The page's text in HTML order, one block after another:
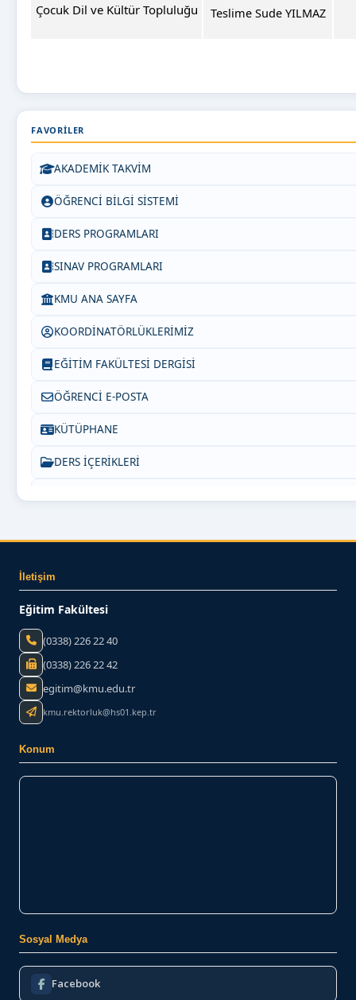
Çocuk Dil ve Kültür Topluluğu Teslime Sude YILMAZ
FAVORILER
AKADEMİK TAKVİM
ÖĞRENCİ BİLGİ SİSTEMİ
DERS PROGRAMLARI
SINAV PROGRAMLARI
KMU ANA SAYFA
KOORDİNATÖRLÜKLERİMİZ
EĞİTİM FAKÜLTESİ DERGİSİ
ÖĞRENCİ E-POSTA
KÜTÜPHANE
DERS İÇERİKLERİ
Bize Yazın
İletişim
Eğitim Fakültesi
(0338) 226 22 40
(0338) 226 22 42
egitim@kmu.edu.tr
kmu.rektorluk@hs01.kep.tr
Konum
Sosyal Medya
Facebook